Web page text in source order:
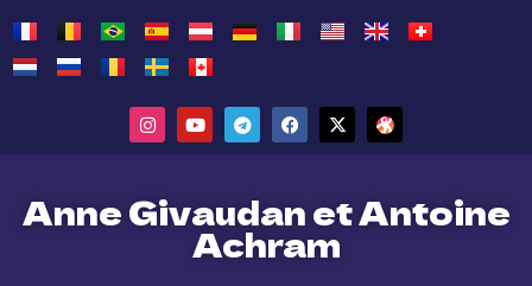
Anne Givaudan et Antoine
Achram